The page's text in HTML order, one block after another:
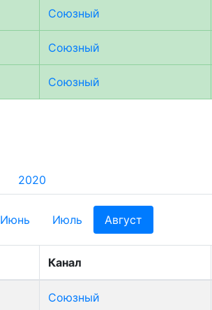
Союзный
Союзный
Союзный
2020
Июнь Июль Август
Канал
Союзный